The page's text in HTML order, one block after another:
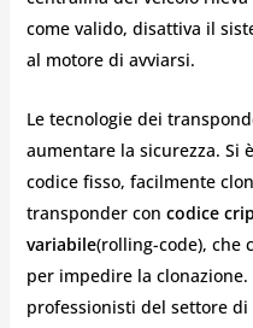
come valido, disattiva il
al motore di avviarsi.
Le tecnologie dei
aumentare la sicurezza. Si
codice fisso, facilmente
transponder con codice
variabile(rolling-code), che
per impedire la
professionisti del settore